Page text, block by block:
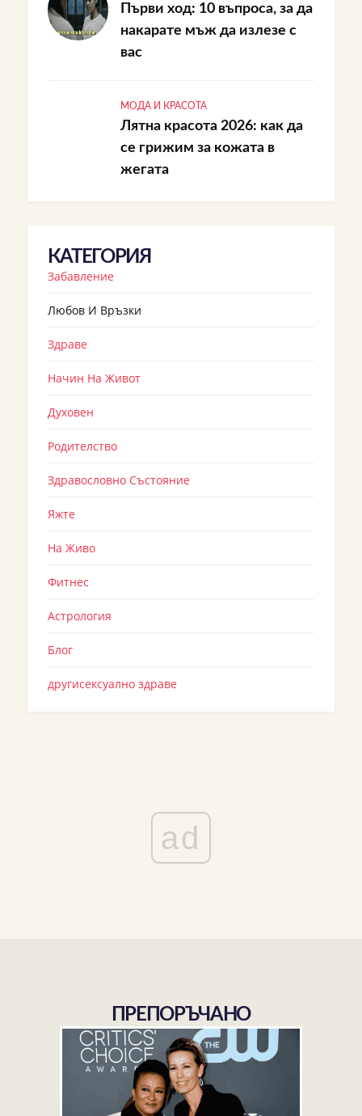
Първи ход: 10 въпроса, за да
накарате мъж да излезе с
вас
МОДА И КРАСОТА
Лятна красота 2026: как да
се грижим за кожата в
жегата
КАТЕГОРИЯ
Забавление
Любов И Връзки
Здраве
Начин На Живот
Духовен
Родителство
Здравословно Състояние
Яжте
На Живо
Фитнес
Астрология
Блог
другисексуално здраве
ad
ПРЕПОРЪЧАНО